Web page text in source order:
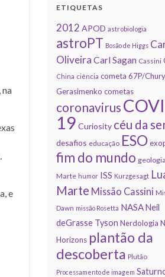
, na
e
ETIQUETAS
2012 APOD astrobiologia
astroPT Bosão de Higgs
Oliveira Carl Sagan Cassini
China ciência cometa 67P/
Gerasimenko cometas
coronavirus
19 Curiosity céu da
desafios educação ESO
fim do mundo
Marte humor ISS Kurzgesagt
Marte Missão Cassini
Dawn missão Rosetta NASA Neil
deGrasse Tyson Nerdologia
Horizons plantão da
descoberta Plutão
Processamento de imagem